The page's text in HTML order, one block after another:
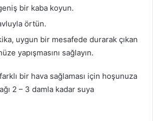
bir kaba koyun.
örtün.
uygun bir mesafede durarak çıkan
yapışmasını sağlayın.
bir hava sağlaması için hoşunuza
2 – 3 damla kadar suya